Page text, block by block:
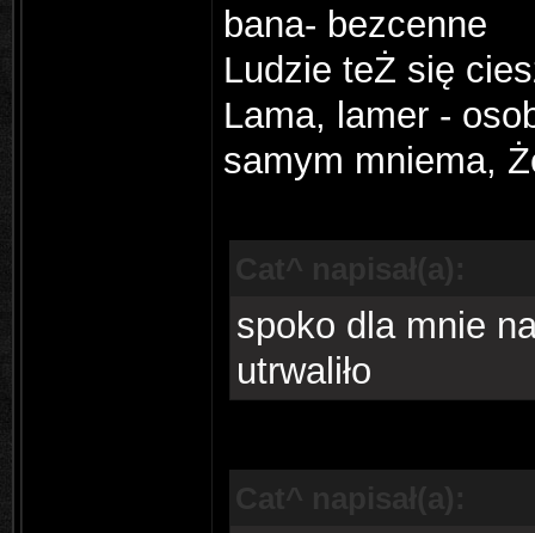
bana- bezcenne
Ludzie teŻ się
Lama, lamer -
samym mniema,
spoko dla mnie
utrwaliło